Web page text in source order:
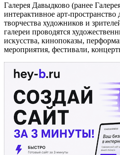
Галерея Давыдково (ранее
интерактивное арт-
творчества художников и
галереи проводятся
искусства, кинопоказы,
мероприятия, фестивали,